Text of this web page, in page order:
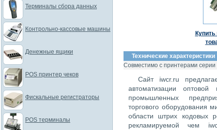
Технические характеристики
Совместимо с принтерами серии
Сайт iwcr.ru
автоматизации
промышленных
торгового оборудования
области штрих кодовых
рекламируемой чем
Терминалы сбора данных
Контрольно-кассовые машины
Денежные ящики
POS принтер чеков
Фискальные регистраторы
POS терминалы